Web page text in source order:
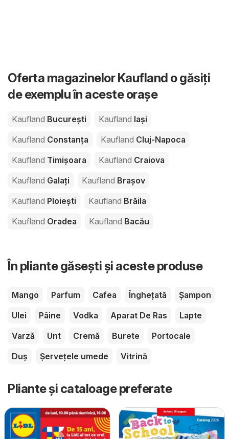
Oferta magazinelor Kaufland o găsiți
de exemplu în aceste orașe
Kaufland București Kaufland Iași
Kaufland Constanța Kaufland Cluj-Napoca
Kaufland Timișoara Kaufland Craiova
Kaufland Galați Kaufland Brașov
Kaufland Ploiești Kaufland Brăila
Kaufland Oradea Kaufland Bacău
În pliante găsești și aceste produse
Mango Parfum Cafea Înghețată
Șampon
Ulei
Pâine Vodka Aparat De Ras
Lapte
Varză
Unt Cremă Burete
Portocale
Duș
Șervețele umede Vitrină
Pliante și cataloage preferate